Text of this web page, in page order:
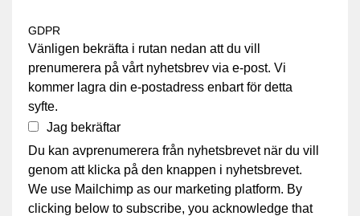
GDPR
Vänligen bekräfta i rutan nedan att du vill
prenumerera på vårt nyhetsbrev via e-post. Vi
kommer lagra din e-postadress enbart för detta
syfte.
Jag bekräftar
Du kan avprenumerera från nyhetsbrevet när du vill
genom att klicka på den knappen i nyhetsbrevet.
We use Mailchimp as our marketing platform. By
clicking below to subscribe, you acknowledge that